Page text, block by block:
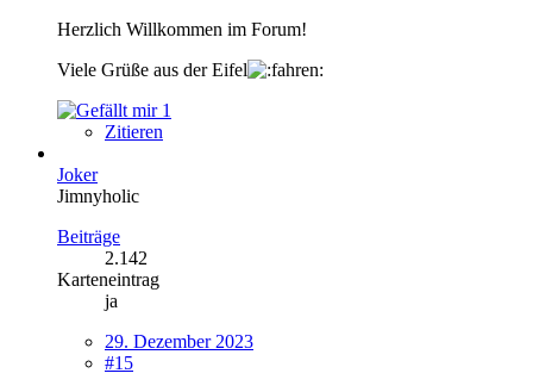
Herzlich Willkommen im Forum!
Viele Grüße aus der Eifel
1
Zitieren
Joker
Jimnyholic
Beiträge
2.142
Karteneintrag
ja
29. Dezember 2023
#15